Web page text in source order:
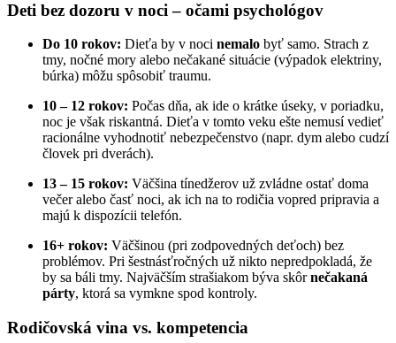
Deti bez dozoru v noci – očami psychológov
Do 10 rokov: Dieťa by v noci nemalo byť samo. Strach z
tmy, nočné mory alebo nečakané situácie (výpadok elektriny,
búrka) môžu spôsobiť traumu.
10 – 12 rokov: Počas dňa, ak ide o krátke úseky, v poriadku,
noc je však riskantná. Dieťa v tomto veku ešte nemusí vedieť
racionálne vyhodnotiť nebezpečenstvo (napr. dym alebo cudzí
človek pri dverách).
13 – 15 rokov: Väčšina tínedžerov už zvládne ostať doma
večer alebo časť noci, ak ich na to rodičia vopred pripravia a
majú k dispozícii telefón.
16+ rokov: Väčšinou (pri zodpovedných deťoch) bez
problémov. Pri šestnásťročných už nikto nepredpokladá, že
by sa báli tmy. Najväčším strašiakom býva skôrnečakaná
párty, ktorá sa vymkne spod kontroly.
Rodičovská vina vs. kompetencia